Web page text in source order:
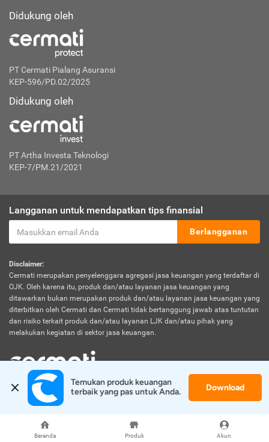
Beranda Produk Akun
Didukung oleh
PT Cermati Pialang Asuransi
KEP-596/PD.02/2025
Didukung oleh
PT Artha Investa Teknologi
KEP-7/PM.21/2021
Langganan untuk mendapatkan tips finansial
Berlangganan
Disclaimer:
Cermati merupakan penyelenggara agregasi jasa keuangan yang terdaftar di
OJK. Oleh karena itu, produk dan/atau layanan jasa keuangan yang
ditawarkan bukan merupakan produk dan/atau layanan jasa keuangan yang
diterbitkan oleh Cermati dan Cermati tidak bertanggung jawab atas tuntutan
dan risiko terkait produk dan/atau layanan LJK dan/atau pihak yang
melakukan kegiatan di sektor jasa keuangan.
© 2026 Cermati. All Rights Reserved.
Temukan produk keuangan
terbaik yang pas untuk Anda.
Download